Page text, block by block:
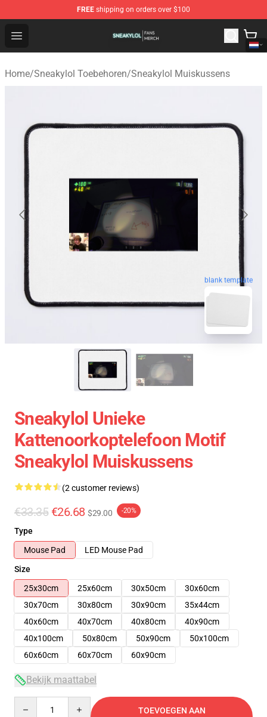
FREE shipping on orders over $100
Open menu
Sneakylol Shop - Official Sneakylol Merchandise Store
Home/Sneakylol Toebehoren/Sneakylol Muiskussens
blank template
Sneakylol Unieke
Kattenoorkoptelefoon Motif
Sneakylol Muiskussens
(2 customer reviews)
€33.35 €26.68 $29.00 -20%
Type
Mouse Pad
LED Mouse Pad
Size
25x30cm
25x60cm 30x50cm
30x60cm
30x70cm
30x80cm 30x90cm
35x44cm
40x60cm
40x70cm 40x80cm
40x90cm
40x100cm
50x80cm 50x90cm
50x100cm
60x60cm
60x70cm 60x90cm
Bekijk maattabel
TOEVOEGEN AAN